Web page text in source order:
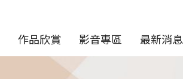
作品欣賞 影音專區 最新消息